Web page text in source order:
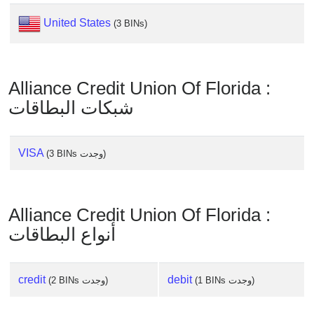
United States (3 BINs)
Alliance Credit Union Of Florida :
شبكات البطاقات
VISA (3 BINs وجدت)
Alliance Credit Union Of Florida :
أنواع البطاقات
credit (2 BINs وجدت) debit (1 BINs وجدت)